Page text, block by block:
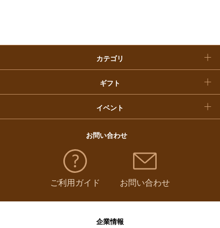
カテゴリ
ギフト
イベント
福袋
お問い合わせ
ご利用ガイド お問い合わせ
企業情報